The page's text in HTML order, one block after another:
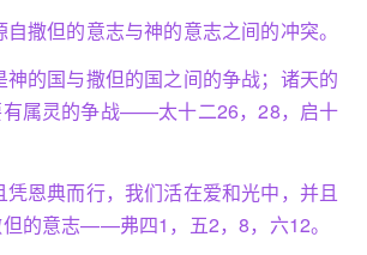
撒但的意志与神的意志之间的冲突。
神的国与撒但的国之间的争战；诸天的
有属灵的争战——太十二26，28，启十
凭恩典而行，我们活在爱和光中，并且
的意志——弗四1，五2，8，六12。